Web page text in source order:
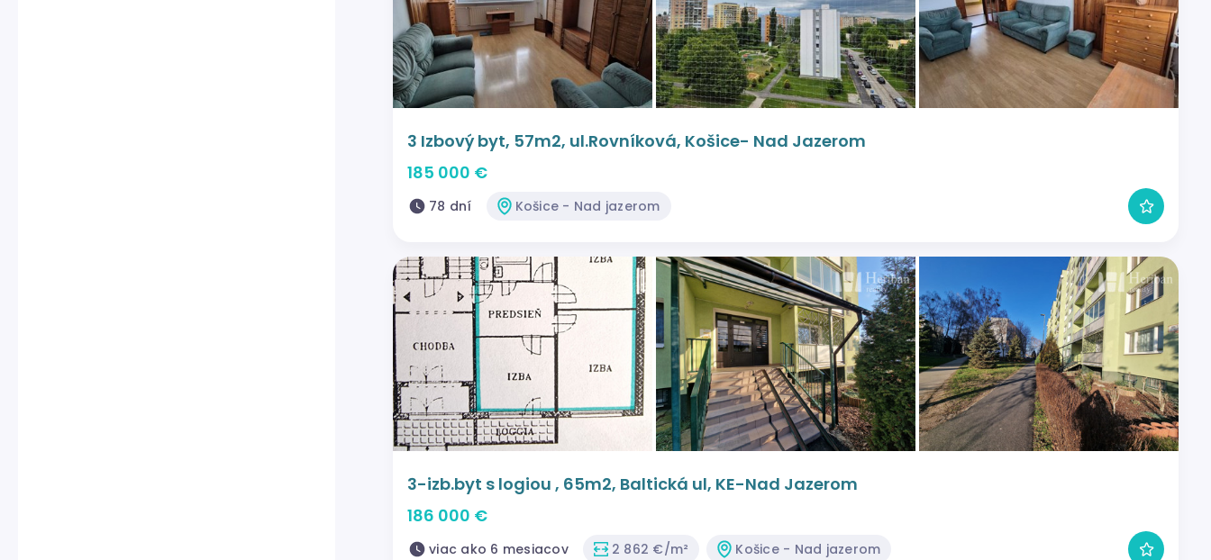
3 Izbový byt, 57m2, ul.Rovníková, Košice- Nad Jazerom
185 000 €
78 dní Košice - Nad jazerom
3-izb.byt s logiou , 65m2, Baltická ul, KE-Nad Jazerom
186 000 €
viac ako 6 mesiacov 2 862 €/m² Košice - Nad jazerom